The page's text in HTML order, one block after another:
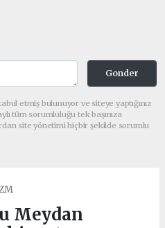
Gonder
etmiş bulunuyor ve siteye yaptığınız
tüm sorumluluğu tek başınıza
site yönetimi hiçbir şekilde sorumlu
Meydan